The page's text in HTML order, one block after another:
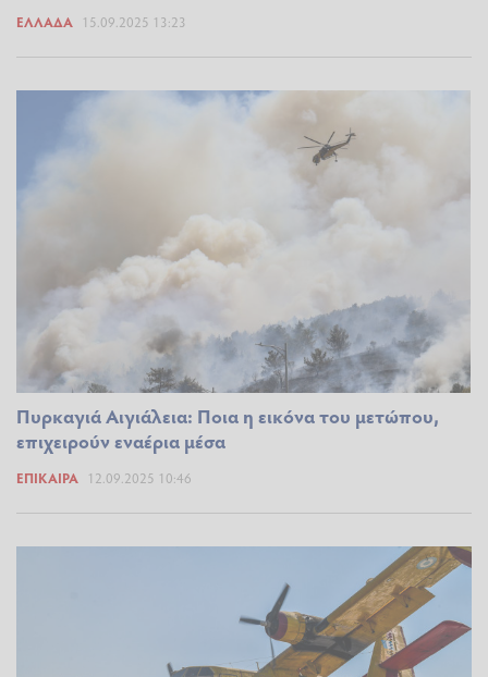
ΕΛΛΆΔΑ 15.09.2025 13:23
Πυρκαγιά Αιγιάλεια: Ποια η εικόνα του μετώπου,
επιχειρούν εναέρια μέσα
ΕΠΊΚΑΙΡΑ 12.09.2025 10:46